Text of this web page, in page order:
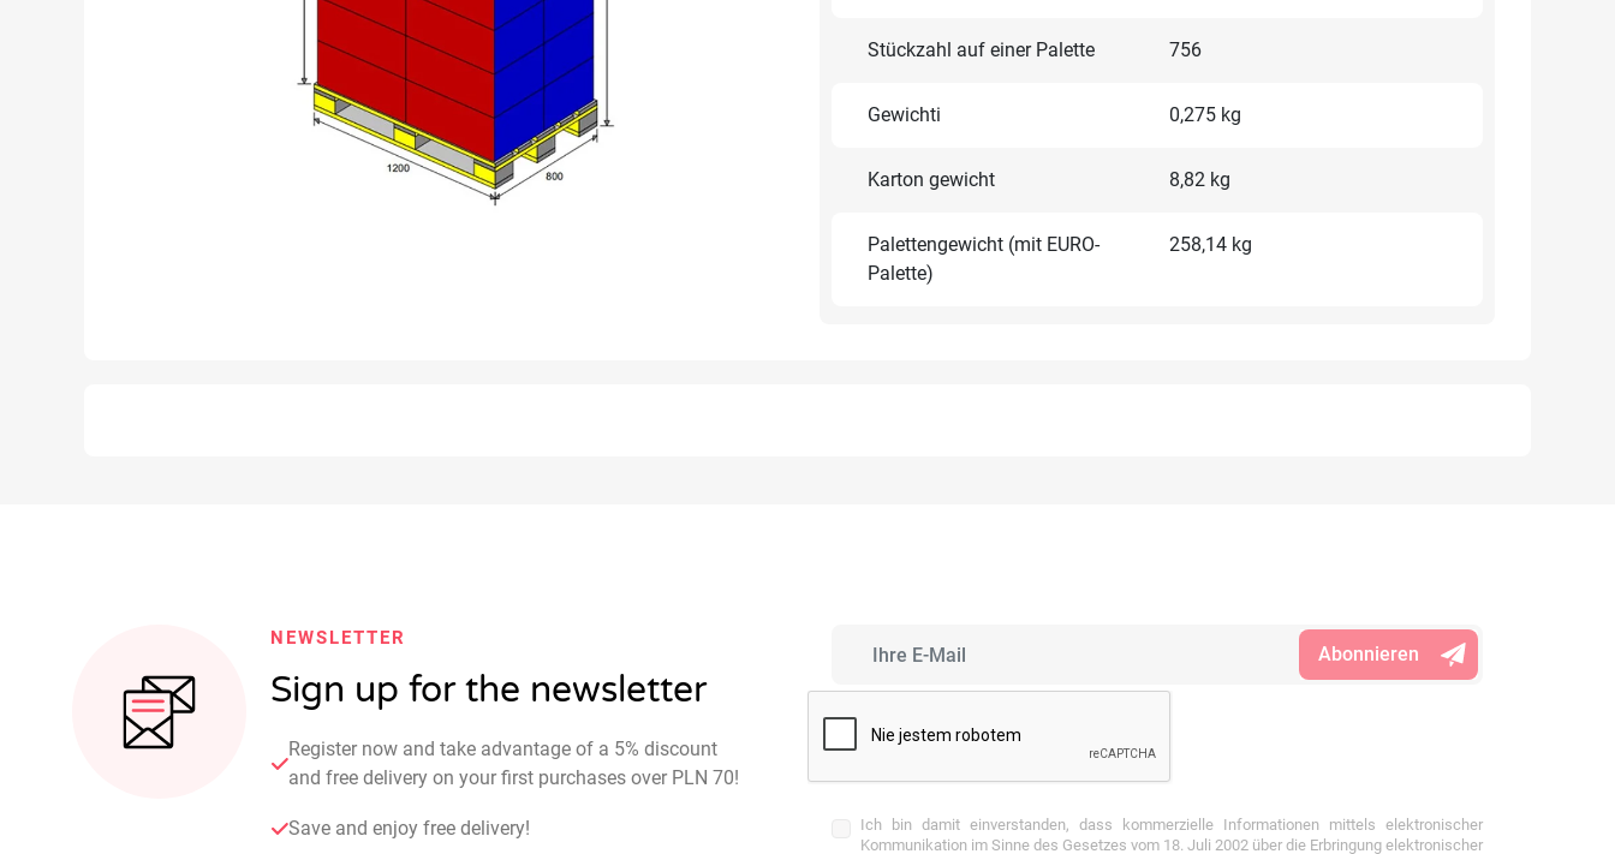
Stückzahl auf einer Palette 756
Gewichti 0,275 kg
Karton gewicht 8,82 kg
Palettengewicht (mit EURO-
Palette)
258,14 kg
NEWSLETTER
Sign up for the newsletter
Register now and take advantage of a 5% discount
and free delivery on your first purchases over PLN 70!
Save and enjoy free delivery!
Ich bin damit einverstanden, dass kommerzielle Informationen mittels elektronischer
Kommunikation im Sinne des Gesetzes vom 18. Juli 2002 über die Erbringung elektronischer